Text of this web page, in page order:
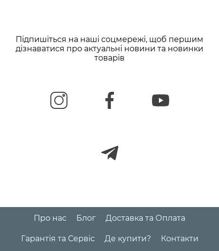
Підпишіться на наші соцмережі, щоб першим
дізнаватися про актуальні новини та новинки
товарів
Про нас Блог Доставка та Оплата
Гарантія та Сервіс Де купити? Контакти